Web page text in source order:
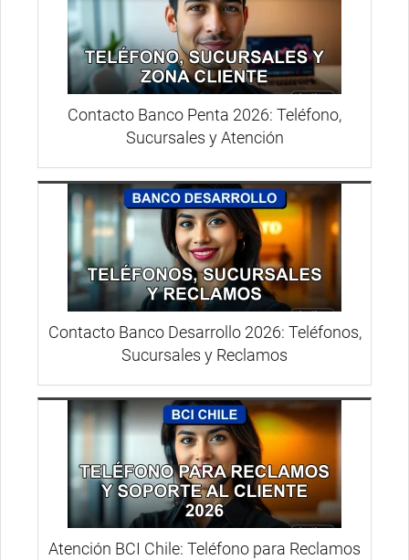
Contacto Banco Penta 2026: Teléfono,
Sucursales y Atención
Contacto Banco Desarrollo 2026: Teléfonos,
Sucursales y Reclamos
Atención BCI Chile: Teléfono para Reclamos